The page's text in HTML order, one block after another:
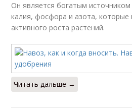
Он является богатым
калия, фосфора и азота,
активного роста растений.
Читать дальше →